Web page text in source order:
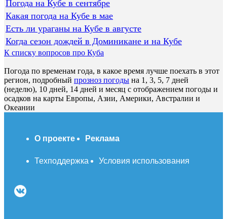
Погода на Кубе в сентябре
Какая погода на Кубе в мае
Есть ли ураганы на Кубе в августе
Когда сезон дождей в Доминикане и на Кубе
К списку вопросов про Куба
Погода по временам года, в какое время лучше поехать в этот
регион, подробный прозноз погоды на 1, 3, 5, 7 дней
(неделю), 10 дней, 14 дней и месяц с отображением погоды и
осадков на карты Европы, Азии, Америки, Австралии и
Океании
О проекте Реклама
Техподдержка Условия использования